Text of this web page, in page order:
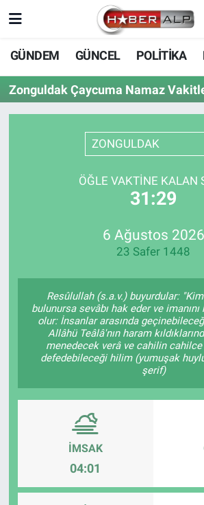
GÜNDEM GÜNCEL POLİTİKA
Zonguldak Çaycuma Namaz
ZONGULDAK
ÖĞLE VAKTINE KALAN
31:29
6 Ağustos 2026
23 Safer 1448
Resûlullah (s.a.v.) buyurdular:
bulunursa sevâbı hak eder ve
olur: İnsanlar arasında
Allâhü Teâlâ'nın haram
menedecek verâ ve cahilin
defedebileceği hilim (yumuşak
şerif)
İMSAK
04:01
Nöbetçi Eczaneler
Hava Durumu
Süper Lig Puan Durumu ve
Son Dakika Haberleri